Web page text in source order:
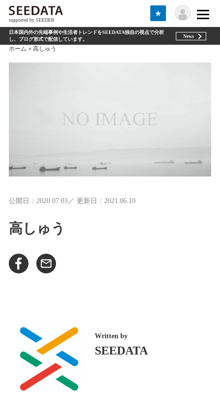
supported by SEEDER
★
日本国内外の先端事例や生活者トレンドをSEEDATA独自の視点で分析
し、ブログ形式で配信しています。
News
Written by
SEEDATA
ホーム 高しゅう
公開日：2020.07.03／ 更新日：2021.06.10
高しゅう